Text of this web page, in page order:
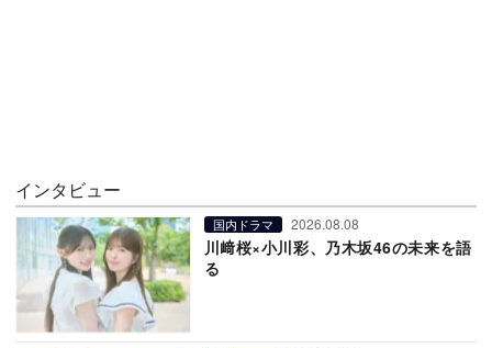
インタビュー
国内ドラマ 2026.08.08
川﨑桜×小川彩、乃木坂46の未来を語
る